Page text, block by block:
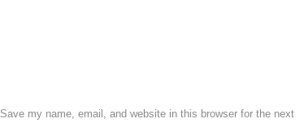
Save my name, email, and website in this browser for the next